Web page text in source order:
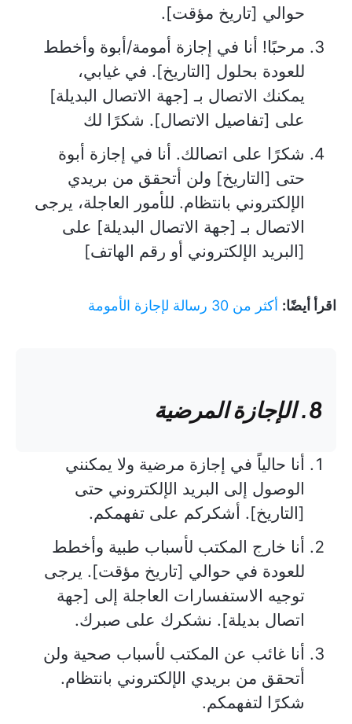
حوالي [تاريخ مؤقت].
مرحبًا! أنا في إجازة أمومة/أبوة وأخطط
للعودة بحلول [التاريخ]. في غيابي،
يمكنك الاتصال بـ [جهة الاتصال البديلة]
على [تفاصيل الاتصال]. شكرًا لك
شكرًا على اتصالك. أنا في إجازة أبوة
حتى [التاريخ] ولن أتحقق من بريدي
الإلكتروني بانتظام. للأمور العاجلة، يرجى
الاتصال بـ [جهة الاتصال البديلة] على
[البريد الإلكتروني أو رقم الهاتف]
اقرأ أيضًا: أكثر من 30 رسالة لإجازة الأمومة
8. الإجازة المرضية
أنا حالياً في إجازة مرضية ولا يمكنني
الوصول إلى البريد الإلكتروني حتى
[التاريخ]. أشكركم على تفهمكم.
أنا خارج المكتب لأسباب طبية وأخطط
للعودة في حوالي [تاريخ مؤقت]. يرجى
توجيه الاستفسارات العاجلة إلى [جهة
اتصال بديلة]. نشكرك على صبرك.
أنا غائب عن المكتب لأسباب صحية ولن
أتحقق من بريدي الإلكتروني بانتظام.
شكرًا لتفهمكم.